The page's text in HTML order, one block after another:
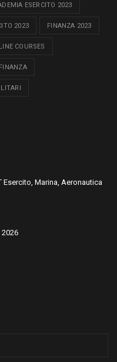
ESERCITO 2023
2023 FINANZA 2023
COURSES
Esercito, Marina, Aeronautica